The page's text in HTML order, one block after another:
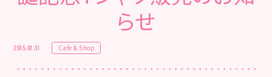
らせ
2015.01.31 Cafe & Shop